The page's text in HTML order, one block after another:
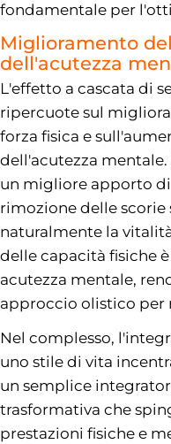
fondamentale per
Miglioramento
dell'acutezza
L'effetto a cascata di
ripercuote sul
forza fisica e
dell'acutezza
un migliore apporto
rimozione delle scorie
naturalmente la
delle capacità fisiche
acutezza mentale,
approccio olistico per
Nel complesso,
uno stile di vita
un semplice
trasformativa che
prestazioni fisiche e